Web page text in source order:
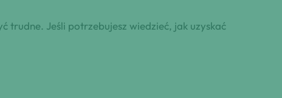
Jeśli potrzebujesz wiedzieć, jak uzyskać